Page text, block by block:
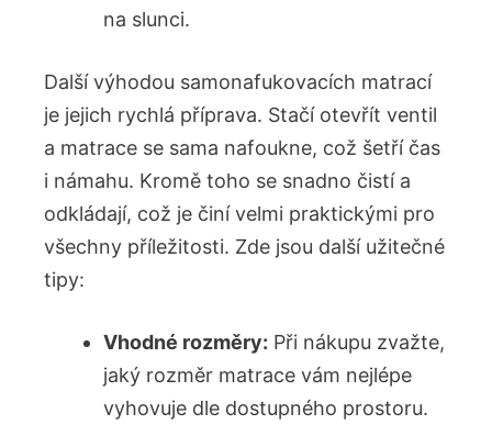
na slunci.
Další výhodou samonafukovacích matrací
je jejich rychlá příprava. Stačí otevřít ventil
a matrace se sama nafoukne, což šetří čas
i námahu. Kromě toho se snadno čistí a
odkládají, což je činí velmi praktickými pro
všechny příležitosti. Zde jsou další užitečné
tipy:
Vhodné rozměry: Při nákupu zvažte,
jaký rozměr matrace vám nejlépe
vyhovuje dle dostupného prostoru.